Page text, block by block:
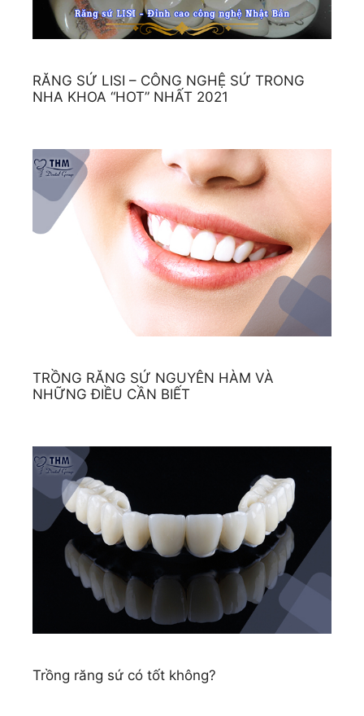
RĂNG SỨ LISI – CÔNG NGHỆ SỨ TRONG
NHA KHOA “HOT” NHẤT 2021
TRỒNG RĂNG SỨ NGUYÊN HÀM VÀ
NHỮNG ĐIỀU CẦN BIẾT
Trồng răng sứ có tốt không?